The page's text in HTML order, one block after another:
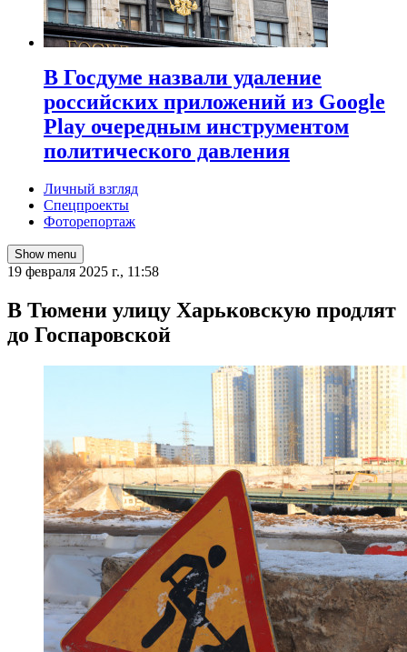
В Госдуме назвали удаление
российских приложений из Google
Play очередным инструментом
политического давления
Личный взгляд
Спецпроекты
Фоторепортаж
Show menu
19 февраля 2025 г., 11:58
В Тюмени улицу Харьковскую продлят
до Госпаровской